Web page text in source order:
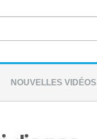
NOUVELLES VIDÉOS